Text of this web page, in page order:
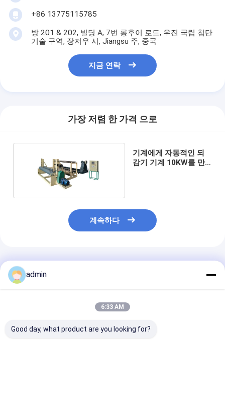
+86 13775115785
방 201 & 202, 빌딩 A, 7번 롱후이 로드, 우진 국립 첨단
기술 구역, 장저우 시, Jiangsu 주, 중국
지금 연락
가장 저렴 한 가격 으로
기계에게 자동적인 되
감기 기계 10KW를 만
계속하다
추천된 제품
admin
6:33 AM
Good day, what product are you looking for?